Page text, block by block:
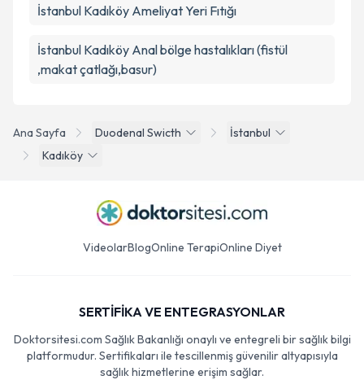
Ana Sayfa Duodenal Swicth
İstanbul
Kadıköy
İstanbul Kadıköy Ameliyat Yeri Fıtığı
İstanbul Kadıköy Anal bölge hastalıkları (fistül
,makat çatlağı,basur)
VideolarBlogOnline TerapiOnline Diyet
SERTİFİKA VE ENTEGRASYONLAR
Doktorsitesi.com Sağlık Bakanlığı onaylı ve entegreli bir sağlık bilgi
platformudur. Sertifikaları ile tescillenmiş güvenilir altyapısıyla
sağlık hizmetlerine erişim sağlar.